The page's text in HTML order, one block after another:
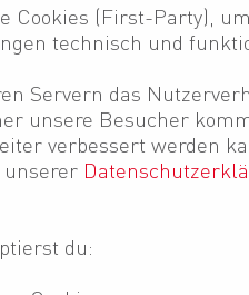
Cookies (First-Party),
technisch und
Servern das
unsere Besucher
verbessert werden
unserer
du: